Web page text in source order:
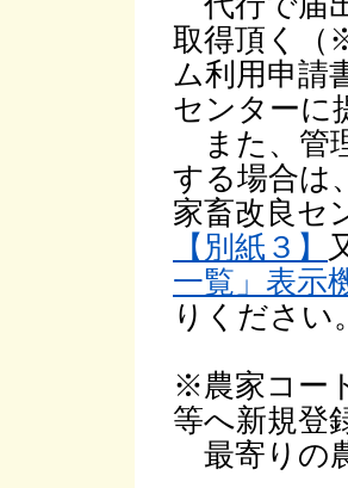
取得頂く（
ム利用申請
センターに
また、管
する場合は
家畜改良セ
【別紙３】
一覧」表示
りください。
※農家コー
等へ新規登
最寄りの